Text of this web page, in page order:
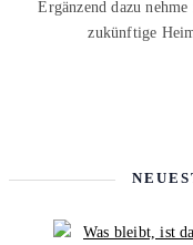
Ergänzend dazu
zukünftige